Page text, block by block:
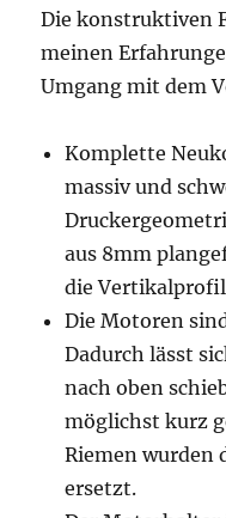
Die konstruktiven
meinen
Umgang mit dem
Komplette
massiv und
aus 8mm
die
Die Motoren
Dadurch lässt
nach oben
möglichst kurz
Riemen wurden
ersetzt.